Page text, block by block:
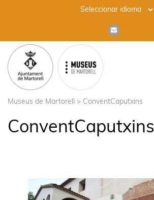
Museus de Martorell > ConventCaputxins
ConventCaputxins